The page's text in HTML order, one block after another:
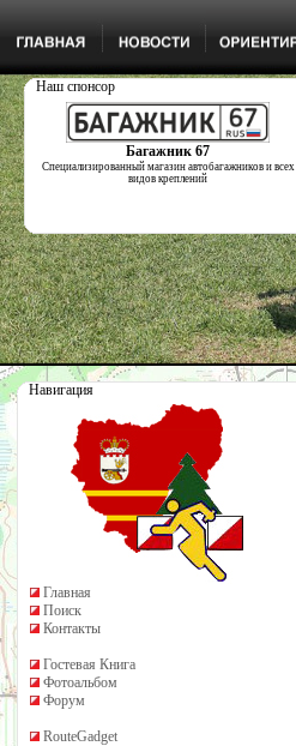
Наш спонсор
Багажник 67
Специализированный магазин автобагажников и всех
видов креплений
Навигация
Главная
Поиск
Контакты
Гостевая Книга
Фотоальбом
Форум
RouteGadget